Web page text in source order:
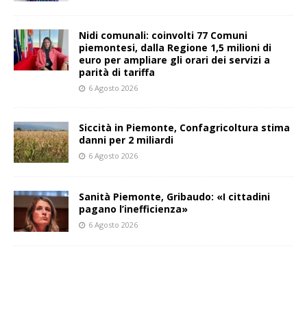
Nidi comunali: coinvolti 77 Comuni
piemontesi, dalla Regione 1,5 milioni di
euro per ampliare gli orari dei servizi a
parità di tariffa
6 Agosto 2026
Siccità in Piemonte, Confagricoltura stima
danni per 2 miliardi
6 Agosto 2026
Sanità Piemonte, Gribaudo: «I cittadini
pagano l’inefficienza»
6 Agosto 2026